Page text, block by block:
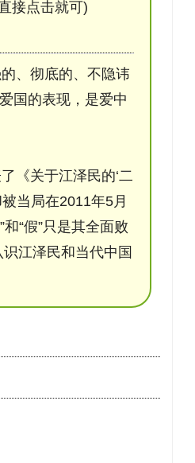
接点击就可)
、彻底的、不隐讳
国的表现，是爱中
《关于江泽民的‘二
当局在2011年5月
“假”只是其全面败
江泽民和当代中国